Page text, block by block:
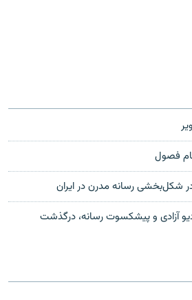
فصول
شکل‌بخشی رسانه مدرن در ایران
آزادی و پیشکسوت رسانه، درگذشت